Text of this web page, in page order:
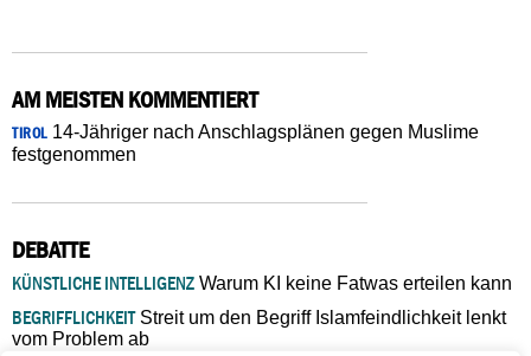
AM MEISTEN KOMMENTIERT
TIROL14-Jähriger nach Anschlagsplänen gegen Muslime
festgenommen
DEBATTE
KÜNSTLICHE INTELLIGENZ Warum KI keine Fatwas erteilen kann
BEGRIFFLICHKEITStreit um den Begriff Islamfeindlichkeit lenkt
vom Problem ab